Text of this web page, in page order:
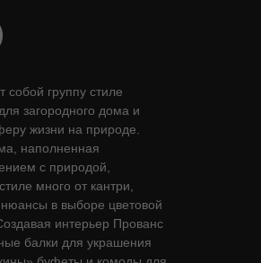
группу стиле
загородного дома и
жизни на природе.
наполненная
с природой,
много от кантри,
в выборе цветовой
интерьер Прованс
балки для украшения